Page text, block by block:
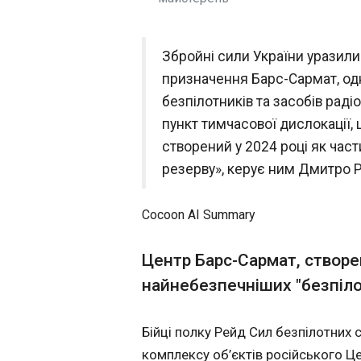
далекою від
19:42:03
Українська
вважає
розглядати з
півфінальному
Анастасією
уродженкою
не вплине на
рукостискання чи
громадянство, а й
тощо. Саме тому я
виключно з
або на підтримку
ЧИТАТЬ
Кабмін очікує
Збройні сили України
призначення Барс-Сармат,
безпілотників та засобів
пункт тимчасової
створений у 2024 році як
резерву», керує ним Дмитро
Cocoon AI Summary
Центр Барс-Сармат,
найнебезпечніших
Бійці полку Рейд Сил
комплексу об’єктів російського